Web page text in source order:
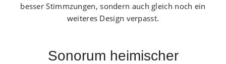
besser Stimmzungen, sondern auch gleich noch ein
weiteres Design verpasst.
Sonorum heimischer